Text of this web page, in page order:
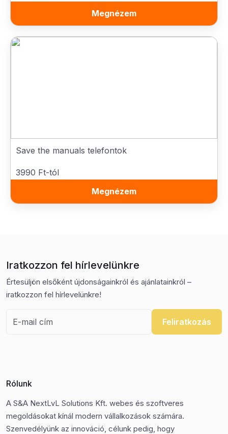
Megnézem
Save the manuals telefontok
3990 Ft-tól
Megnézem
Iratkozzon fel hírlevelünkre
Értesüljön elsőként újdonságainkról és ajánlatainkról –
iratkozzon fel hírlevelünkre!
Feliratkozás
Rólunk
A S&A NextLvL Solutions Kft. webes és szoftveres
megoldásokat kínál modern vállalkozások számára.
Szenvedélyünk az innováció, célunk pedig, hogy